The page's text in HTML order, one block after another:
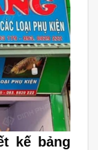
kế bảng